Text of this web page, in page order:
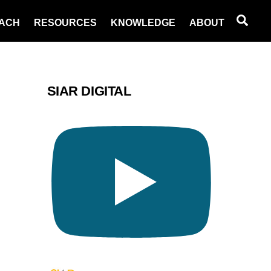
RESOURCES KNOWLEDGE ABOUT
SIAR DIGITAL